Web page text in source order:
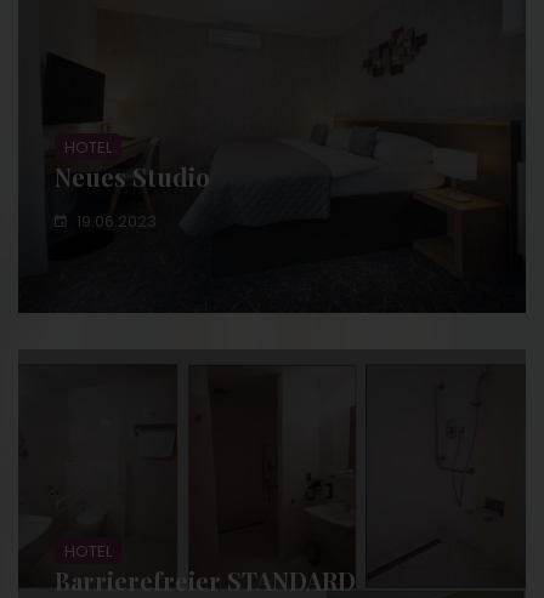
HOTEL
Neues Studio
19.06.2023
HOTEL
Barrierefreier STANDARD